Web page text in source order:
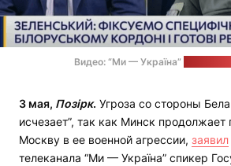
Видео: “Ми — Україна”
3 мая, Позірк. Угроза со стороны
исчезает”, так как Минск
Москву в ее военной агрессии, заявил
телеканала “Ми — Україна” спикер